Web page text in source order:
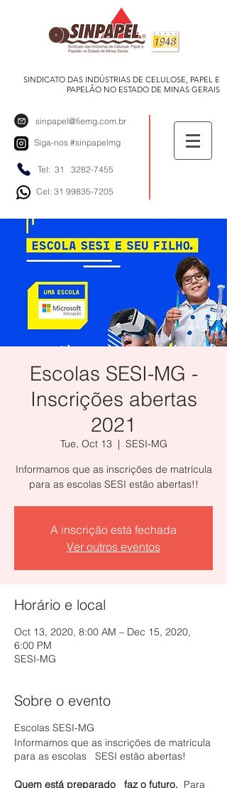
SINDICATO DAS INDÚSTRIAS DE CELULOSE, PAPEL E
PAPELÃO NO ESTADO DE MINAS GERAIS
sinpapel@fiemg.com.br
Siga-nos #sinpapelmg
Tel: 31 3282-7455
Cel: 31 99835-7205
Escolas SESI-MG -
Inscrições abertas
2021
Tue, Oct 13
  |
SESI-MG
Informamos que as inscrições de matrícula
para as escolas SESI estão abertas!!
A inscrição está fechada
Ver outros eventos
Horário e local
Oct 13, 2020, 8:00 AM – Dec 15, 2020,
6:00 PM
SESI-MG
Sobre o evento
Escolas SESI-MG
Informamos que as inscrições de matrícula
para as escolas SESI estão abertas!
Quem está preparado faz o futuro. Para